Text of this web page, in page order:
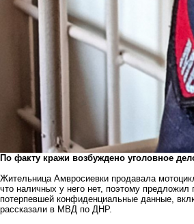
По факту кражи возбуждено уголовное
Жительница Амвросиевки продавала
что наличных у него нет, поэтому
потерпевшей конфиденциальные данные,
рассказали в МВД по ДНР.